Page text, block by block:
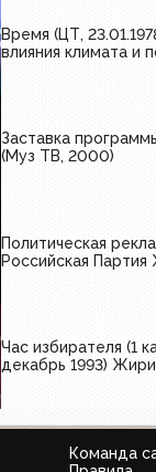
Время (ЦТ,
влияния климата и
Заставка
(Муз ТВ, 2000)
Политическая
Российская Партия
Час избирателя (1
декабрь 1993)
Команда